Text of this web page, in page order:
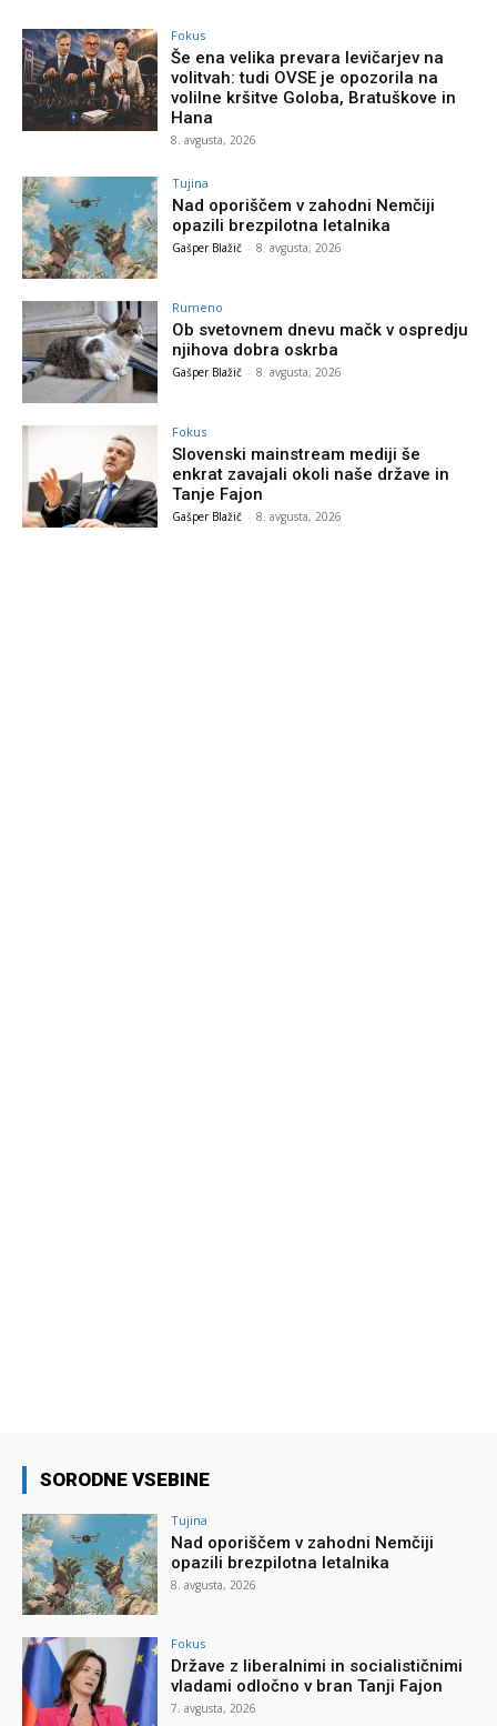
Fokus
Še ena velika prevara levičarjev na
volitvah: tudi OVSE je opozorila na
volilne kršitve Goloba, Bratuškove in
Hana
8. avgusta, 2026
Tujina
Nad oporiščem v zahodni Nemčiji
opazili brezpilotna letalnika
Gašper Blažič - 8. avgusta, 2026
Rumeno
Ob svetovnem dnevu mačk v ospredju
njihova dobra oskrba
Gašper Blažič - 8. avgusta, 2026
Fokus
Slovenski mainstream mediji še
enkrat zavajali okoli naše države in
Tanje Fajon
Gašper Blažič - 8. avgusta, 2026
SORODNE VSEBINE
Tujina
Nad oporiščem v zahodni Nemčiji
opazili brezpilotna letalnika
8. avgusta, 2026
Fokus
Države z liberalnimi in socialističnimi
vladami odločno v bran Tanji Fajon
7. avgusta, 2026